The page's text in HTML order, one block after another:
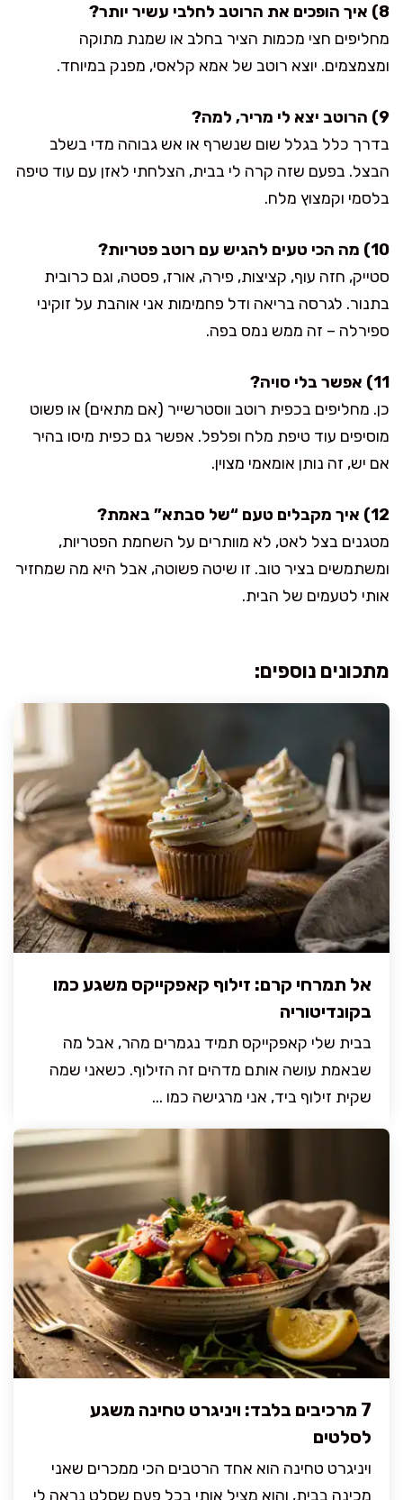
8) איך הופכים את הרוטב לחלבי עשיר יותר?
מחליפים חצי מכמות הציר בחלב או שמנת מתוקה
ומצמצמים. יוצא רוטב של אמא קלאסי, מפנק במיוחד.
9) הרוטב יצא לי מריר, למה?
בדרך כלל בגלל שום שנשרף או אש גבוהה מדי בשלב
הבצל. בפעם שזה קרה לי בבית, הצלחתי לאזן עם עוד טיפה
בלסמי וקמצוץ מלח.
10) מה הכי טעים להגיש עם רוטב פטריות?
סטייק, חזה עוף, קציצות, פירה, אורז, פסטה, וגם כרובית
בתנור. לגרסה בריאה ודל פחמימות אני אוהבת על זוקיני
ספירלה – זה ממש נמס בפה.
11) אפשר בלי סויה?
כן. מחליפים בכפית רוטב ווסטרשייר (אם מתאים) או פשוט
מוסיפים עוד טיפת מלח ופלפל. אפשר גם כפית מיסו בהיר
אם יש, זה נותן אומאמי מצוין.
12) איך מקבלים טעם “של סבתא” באמת?
מטגנים בצל לאט, לא מוותרים על השחמת הפטריות,
ומשתמשים בציר טוב. זו שיטה פשוטה, אבל היא מה שמחזיר
אותי לטעמים של הבית.
מתכונים נוספים:
אל תמרחי קרם: זילוף קאפקייקס משגע כמו
בקונדיטוריה
בבית שלי קאפקייקס תמיד נגמרים מהר, אבל מה
שבאמת עושה אותם מדהים זה הזילוף. כשאני שמה
שקית זילוף ביד, אני מרגישה כמו ...
7 מרכיבים בלבד: ויניגרט טחינה משגע
לסלטים
ויניגרט טחינה הוא אחד הרטבים הכי ממכרים שאני
מכינה בבית, והוא מציל אותי בכל פעם שסלט נראה לי